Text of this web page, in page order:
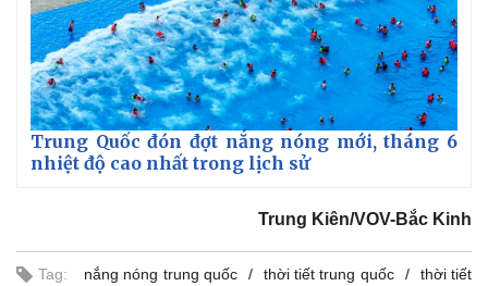
Trung Quốc đón đợt nắng nóng mới, tháng 6
nhiệt độ cao nhất trong lịch sử
Trung Kiên/VOV-Bắc Kinh
Tag: nắng nóng trung quốc thời tiết trung quốc
thời tiết